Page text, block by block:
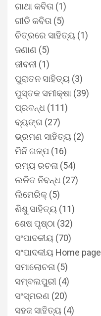
ଗାଥା କବିତା (1)
ଗୀତି କବିତା (5)
ଚିତ୍ରରେ ସାହିତ୍ୟ (1)
ଜଣାଣ (5)
ଜୀବନୀ (1)
ପୁରାତନ ସାହିତ୍ୟ (3)
ପୁସ୍ତକ ସମୀକ୍ଷା (39)
ପ୍ରବନ୍ଧ (111)
ବ୍ୟଙ୍ଗ (27)
ଭ୍ରମଣ ସାହିତ୍ୟ (2)
ମିନି ଗଳ୍ପ (16)
ରମ୍ୟ ରଚନା (54)
ଲଳିତ ନିବନ୍ଧ (27)
ଲିମେରିକ୍ (5)
ଶିଶୁ ସାହିତ୍ୟ (11)
ଶେଷ ପୃଷ୍ଠା (32)
ସଂପାଦକୀୟ (70)
ସଂପାଦକୀୟ Home page
ସମାଲୋଚନା (5)
ସମ୍ବଲପୁରୀ (4)
ସଂସ୍ମରଣ (20)
ସହଜ ସାହିତ୍ୟ (4)